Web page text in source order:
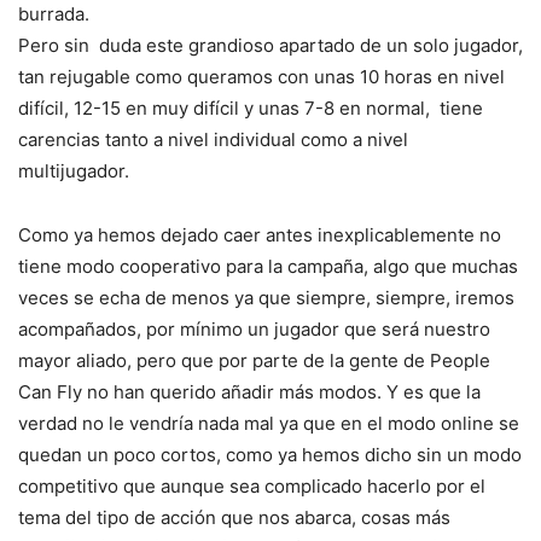
burrada.
Pero sin duda este grandioso apartado de un solo jugador,
tan rejugable como queramos con unas 10 horas en nivel
difícil, 12-15 en muy difícil y unas 7-8 en normal, tiene
carencias tanto a nivel individual como a nivel
multijugador.
Como ya hemos dejado caer antes inexplicablemente no
tiene modo cooperativo para la campaña, algo que muchas
veces se echa de menos ya que siempre, siempre, iremos
acompañados, por mínimo un jugador que será nuestro
mayor aliado, pero que por parte de la gente de People
Can Fly no han querido añadir más modos. Y es que la
verdad no le vendría nada mal ya que en el modo online se
quedan un poco cortos, como ya hemos dicho sin un modo
competitivo que aunque sea complicado hacerlo por el
tema del tipo de acción que nos abarca, cosas más